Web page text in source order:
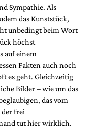
Sympathie. Als
das Kunststück,
unbedingt beim Wort
höchst
auf einem
Fakten auch noch
es geht. Gleichzeitig
Bilder – wie um das
das vom
frei
tut hier wirklich,